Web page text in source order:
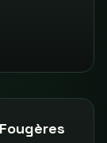
Fougères